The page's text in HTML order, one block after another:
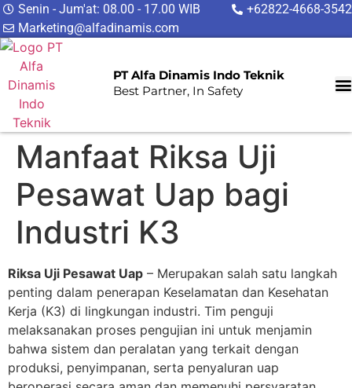
Senin - Jum'at: 08.00 - 17.00 WIB
+62822-4668-3542
Marketing@alfadinamis.com
PT Alfa Dinamis Indo Teknik
Best Partner, In Safety
Manfaat Riksa Uji
Pesawat Uap bagi
Industri K3
Riksa Uji Pesawat Uap – Merupakan salah satu langkah
penting dalam penerapan Keselamatan dan Kesehatan
Kerja (K3) di lingkungan industri. Tim penguji
melaksanakan proses pengujian ini untuk menjamin
bahwa sistem dan peralatan yang terkait dengan
produksi, penyimpanan, serta penyaluran uap